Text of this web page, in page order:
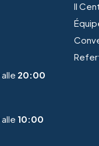
alle 20:00
alle 10:00
Il